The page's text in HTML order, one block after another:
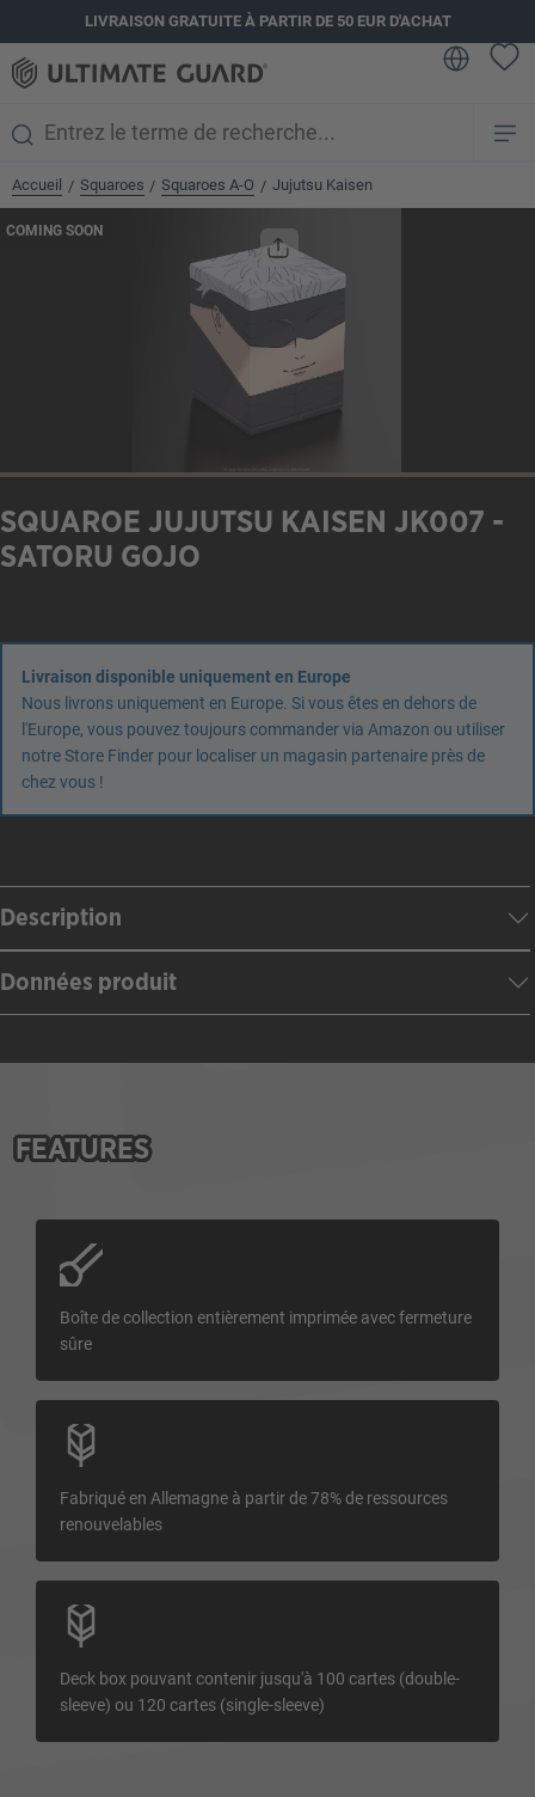
principalLIVRAISON GRATUITE À PARTIR DE 50 EUR D'ACHAT
Accueil / Squaroes / Squaroes A-O / Jujutsu Kaisen
COMING SOON
SQUAROE JUJUTSU KAISEN JK007 -
SATORU GOJO
Livraison disponible uniquement en Europe
Nous livrons uniquement en Europe. Si vous êtes en dehors de
l'Europe, vous pouvez toujours commander via Amazon ou utiliser
notre Store Finder pour localiser un magasin partenaire près de
chez vous !
Description
Données produit
FEATURES
Boîte de collection entièrement imprimée avec fermeture
sûre
Fabriqué en Allemagne à partir de 78% de ressources
renouvelables
Deck box pouvant contenir jusqu'à 100 cartes (double-
sleeve) ou 120 cartes (single-sleeve)